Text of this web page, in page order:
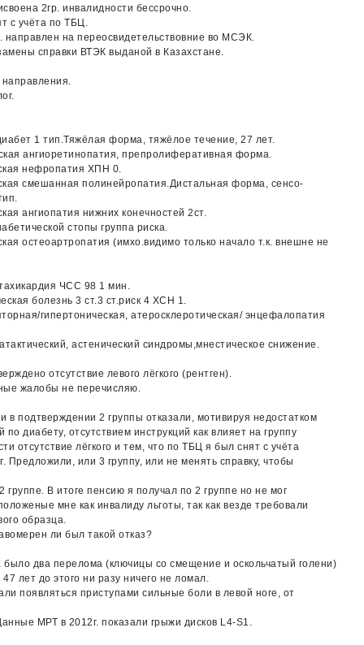
2гр. инвалидности бессрочно.
с учёта по ТБЦ.
направлен на переосвидетельствовние во МСЭК.
справки ВТЭК выданой в Казахстане.
1 тип.Тяжёлая форма, тяжёлое течение, 27 лет.
ангиоретинопатия, препролиферативная форма.
нефропатия ХПН 0.
смешанная полинейропатия.Дистальная форма, сенсо-
ангиопатия нижних конечностей 2ст.
стопы группа риска.
остеоартропатия (имхо.видимо только начало т.к. внешне не
ЧСС 98 1 мин.
болезнь 3 ст.3 ст.риск 4 ХСН 1.
гипертоническая, атеросклеротическая/ энцефалопатия
астенический синдромы,мнестическое снижение.
отсутствие левого лёгкого (рентген).
жалобы не перечисляю.
в подтверждении 2 группы отказали, мотивируя недостатком
по диабету, отсутствием инструкций как влияет на группу
отсутствие лёгкого и тем, что по ТБЦ я был снят с учёта
Предложили, или 3 группу, или не менять справку, чтобы
группе. В итоге пенсию я получал по 2 группе но не мог
мне как инвалиду льготы, так как везде требовали
образца.
ли был такой отказ?
было два перелома (ключицы со смещение и оскольчатый голени)
47 лет до этого ни разу ничего не ломал.
появляться приступами сильные боли в левой ноге, от
МРТ в 2012г. показали грыжи дисков L4-S1.